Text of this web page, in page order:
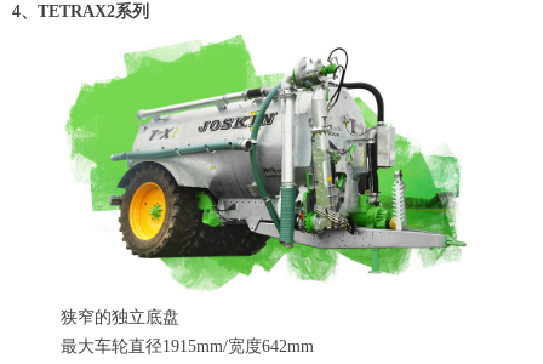
4、TETRAX2系列
狭窄的独立底盘
最大车轮直径1915mm/宽度642mm